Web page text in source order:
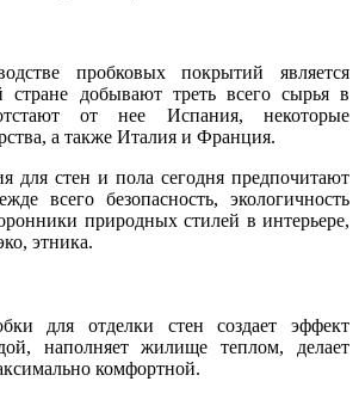
пробковых покрытий является
стране добывают треть всего сырья в
от нее Испания, некоторые
а также Италия и Франция.
для стен и пола сегодня предпочитают
всего безопасность, экологичность
природных стилей в интерьере,
этника.
для отделки стен создает эффект
наполняет жилище теплом, делает
комфортной.